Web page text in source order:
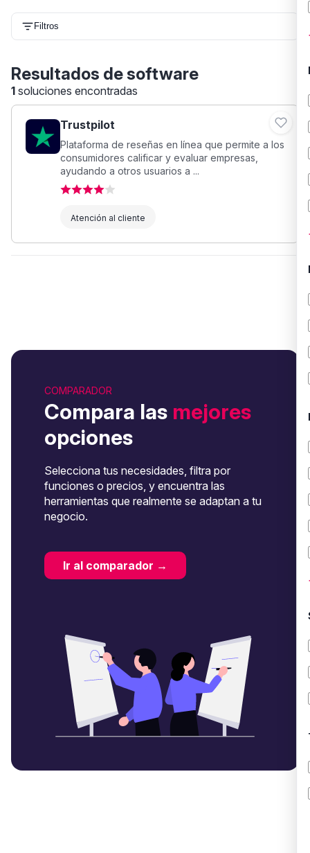
Filtros
Resultados de software
1 soluciones encontradas
Trustpilot
Plataforma de reseñas en línea que permite a los
consumidores calificar y evaluar empresas,
ayudando a otros usuarios a ...
Atención al cliente
COMPARADOR
Compara las mejores
opciones
Selecciona tus necesidades, filtra por
funciones o precios, y encuentra las
herramientas que realmente se adaptan a tu
negocio.
Ir al comparador →